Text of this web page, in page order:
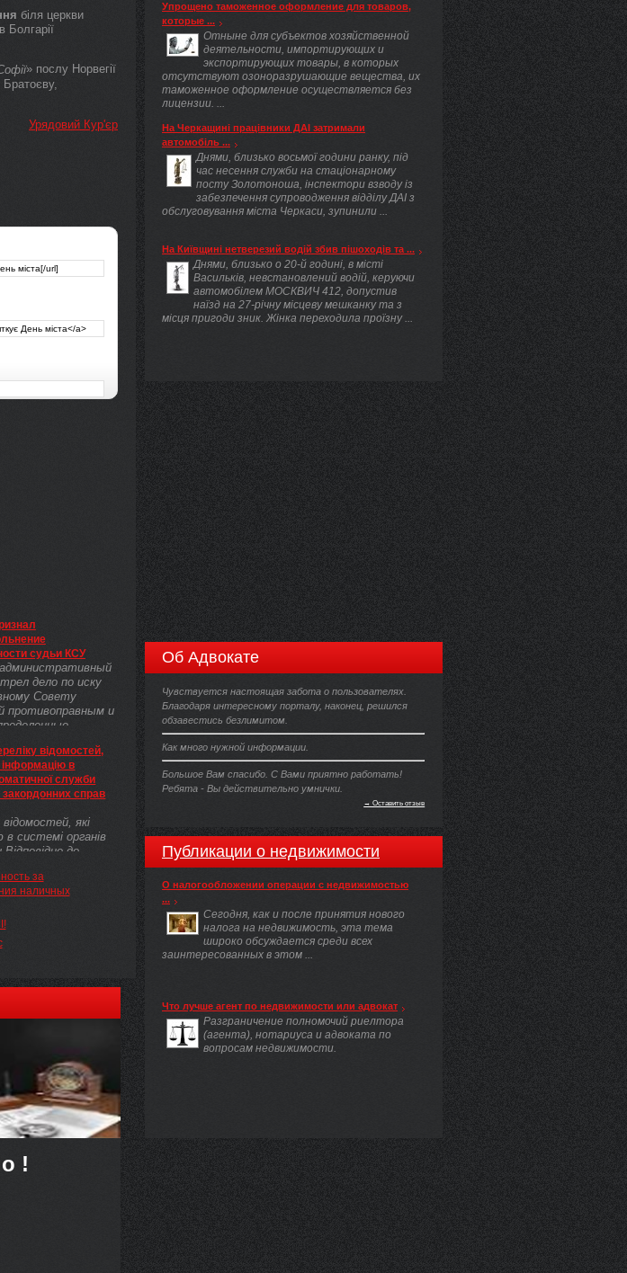
біля церкви
Болгарії
» послу Норвегії
Урядовий Кур'єр
судьи КСУ
дело по иску
Совету
противоправным и
...
відомостей,
інформацію в
служби
закордонних справ
які
системі органів
до
України
2011 ) "Питання
влади доступу
п. 1
і
видань та інших
України від 27
НАКАЗУЮ:
за
наличных
!
Упрощено таможенное оформление для товаров,
которые ...
Отныне для субъектов хозяйственной
деятельности, импортирующих и
экспортирующих товары, в которых
отсутствуют озоноразрушающие вещества, их
таможенное оформление осуществляется без
лицензии. ...
На Черкащині працівники ДАІ затримали
автомобіль ...
Днями, близько восьмої години ранку, під
час несення служби на стаціонарному
посту Золотоноша, інспектори взводу із
забезпечення супроводження відділу ДАІ з
обслуговування міста Черкаси, зупинили ...
На Київщині нетверезий водій збив пішоходів та ...
Днями, близько о 20-й годині, в місті
Васильків, невстановлений водій, керуючи
автомобілем МОСКВИЧ 412, допустив
наїзд на 27-річну місцеву мешканку та з
місця пригоди зник. Жінка переходила проїзну ...
Об Адвокате
Чувствуется настоящая забота о пользователях.
Благодаря интересному порталу, наконец, решился
обзавестись безлимитом.
Как много нужной информации.
Большое Вам спасибо. С Вами приятно работать!
Ребята - Вы действительно умнички.
→ Оставить отзыв
Публикации о недвижимости
О налогообложении операции с недвижимостью
...
Сегодня, как и после принятия нового
налога на недвижимость, эта тема
широко обсуждается среди всех
заинтересованных в этом ...
Что лучше агент по недвижимости или адвокат
Разграничение полномочий риелтора
(агента), нотариуса и адвоката по
вопросам недвижимости.